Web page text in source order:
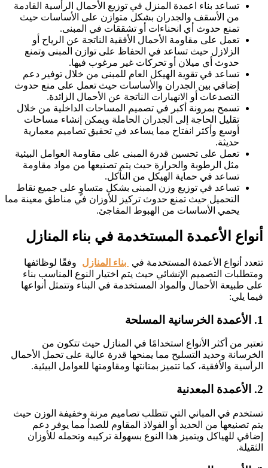
تساعد بناء اعمدة المنزل في توزيع الأحمال الرأسية القادمة
من الأسقف والجدران بشكل متوازن على الأساسات حيث
تمنع حدوث أي انحناءات أو تشققات في المبنى.
تعمل على مقاومة الأحمال الأفقية الناتجة عن الرياح أو
الزلازل حيث تساعد في الحفاظ على توازن المبنى وتمنع
حدوث أي ميلان أو تحركات غير مرغوب فيها.
تساعد في تقوية الهيكل العام للمبنى من خلال توفير دعم
إضافي بين الجدران والأساسات حيث تعمل على منع حدوث
التصدعات أو الانهيارات الناتجة عن الأحمال الزائدة.
تسمح بمرونة أكبر في تصميم المساحات الداخلية من خلال
تقليل الحاجة إلى الجدران الحاملة ويمكن إنشاء مساحات
أوسع وأكثر انفتاح مما يساعد في تحقيق تصاميم معمارية
حديثة.
تعمل على تحسين قدرة المبنى على مقاومة العوامل البيئية
مثل الرطوبة والحرارة حيث يتم تصنيعها من مواد مقاومة
تساعد في حماية الهيكل من التآكل.
تساعد في توزيع وزن المبنى بشكل متساوٍ على جميع نقاط
التحميل حيث تمنع حدوث تركيز للأوزان في مناطق معينة مما
يحمي الأساسات من الهبوط المفاجئ.
أنواع الأعمدة المستخدمة في بناء المنازل
تتعدد أنواع الأعمدة المستخدمة في بناء المنازل
وفقًا لوظائفها
ومتطلبات التصميم الإنشائي حيث يتم اختيار النوع المناسب بناء
على طبيعة الأحمال والمواد المستخدمة في البناء وتتمثل أنواعها
فيما يلي:
1. الأعمدة الخرسانية المسلحة
تعتبر من أكثر الأنواع استخدامًا في المنازل حيث تتكون من
الخرسانة وحديد التسليح مما يمنحها قدرة عالية على تحمل الأحمال
الرأسية والأفقية، كما تتميز بمتانتها ومقاومتها للعوامل البيئية.
2. الأعمدة المعدنية
تستخدم في المباني التي تتطلب تصاميم مرنة وخفيفة الوزن حيث
يتم تصنيعها من الحديد أو الفولاذ المقاوم للصدأ مما يوفر دعم
إضافي للهياكل ويتميز هذا النوع بسهولة تركيبه وتحمله للأوزان
الثقيلة.